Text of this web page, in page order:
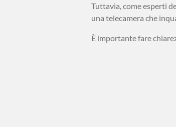
Tuttavia, come esperti
una telecamera che
È importante fare